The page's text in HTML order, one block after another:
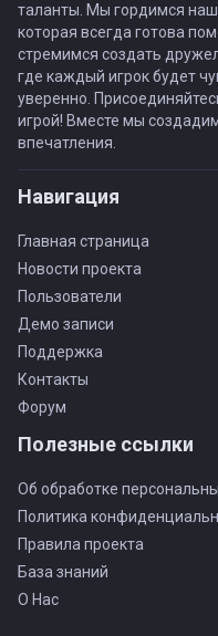
таланты. Мы гордимся
которая всегда готова
стремимся создать
где каждый игрок будет
уверенно.
игрой! Вместе мы
впечатления.
Навигация
Главная страница
Новости проекта
Пользователи
Демо записи
Поддержка
Контакты
Форум
Полезные ссылки
Об обработке
Политика
Правила проекта
База знаний
О Нас